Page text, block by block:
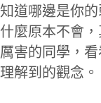
知道哪邊是你
什麼原本不會
厲害的同學，
理解到的觀念。